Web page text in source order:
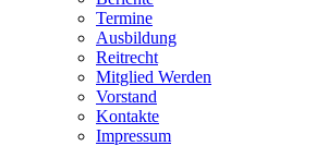
Termine
Ausbildung
Reitrecht
Mitglied Werden
Vorstand
Kontakte
Impressum